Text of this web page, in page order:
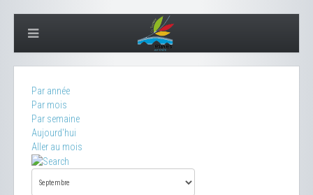
Par année
Par mois
Par semaine
Aujourd'hui
Aller au mois